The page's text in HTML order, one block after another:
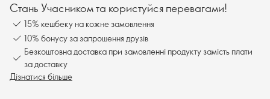
Стань Учасником та користуйся перевагами!
15% кешбеку на кожне замовлення
10% бонусу за запрошення друзів
Безкоштовна доставка при замовленні продукту замість плати
за доставку
Дізнатися більше